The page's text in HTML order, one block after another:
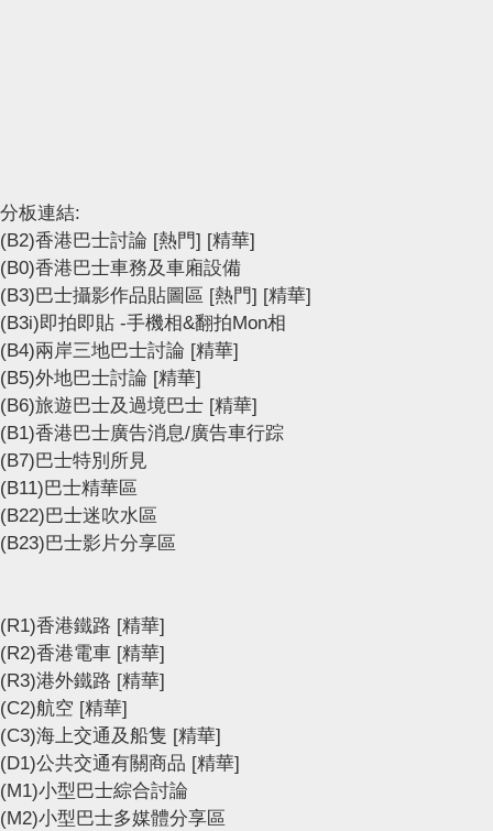
分板連結:
(B2)香港巴士討論 [熱門] [精華]
(B0)香港巴士車務及車廂設備
(B3)巴士攝影作品貼圖區 [熱門] [精華]
(B3i)即拍即貼 -手機相&翻拍Mon相
(B4)兩岸三地巴士討論 [精華]
(B5)外地巴士討論 [精華]
(B6)旅遊巴士及過境巴士 [精華]
(B1)香港巴士廣告消息/廣告車行踪
(B7)巴士特別所見
(B11)巴士精華區
(B22)巴士迷吹水區
(B23)巴士影片分享區
(R1)香港鐵路 [精華]
(R2)香港電車 [精華]
(R3)港外鐵路 [精華]
(C2)航空 [精華]
(C3)海上交通及船隻 [精華]
(D1)公共交通有關商品 [精華]
(M1)小型巴士綜合討論
(M2)小型巴士多媒體分享區